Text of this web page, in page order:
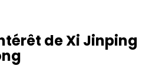
de Xi Jinping